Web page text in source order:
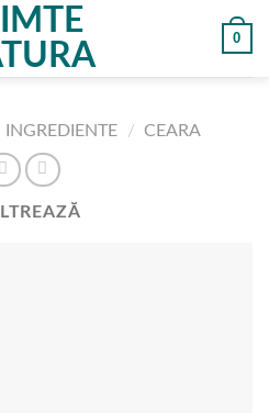
0
INGREDIENTE / CEARA